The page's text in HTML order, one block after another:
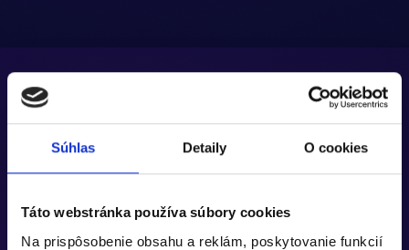
Súhlas Detaily O cookies
Táto webstránka používa súbory cookies
Na prispôsobenie obsahu a reklám, poskytovanie funkcií